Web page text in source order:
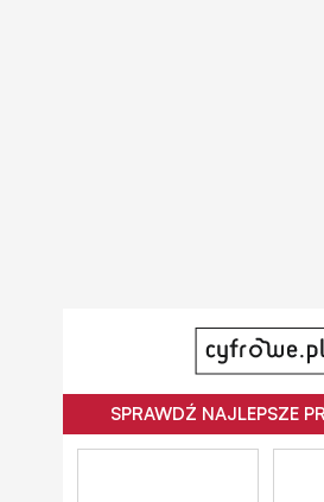
SPRAWDŹ NAJLEPSZE